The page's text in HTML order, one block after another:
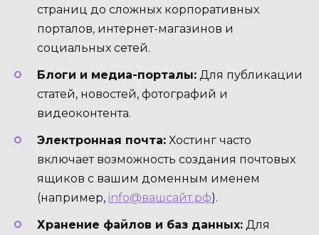
страниц до сложных корпоративных
порталов, интернет-магазинов и
социальных сетей.
Блоги и медиа-порталы: Для публикации
статей, новостей, фотографий и
видеоконтента.
Электронная почта: Хостинг часто
включает возможность создания почтовых
ящиков с вашим доменным именем
(например, info@вашсайт.рф).
Хранение файлов и баз данных: Для